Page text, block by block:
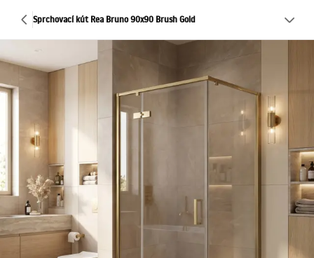
Sprchovací kút Rea Bruno 90x90 Brush Gold